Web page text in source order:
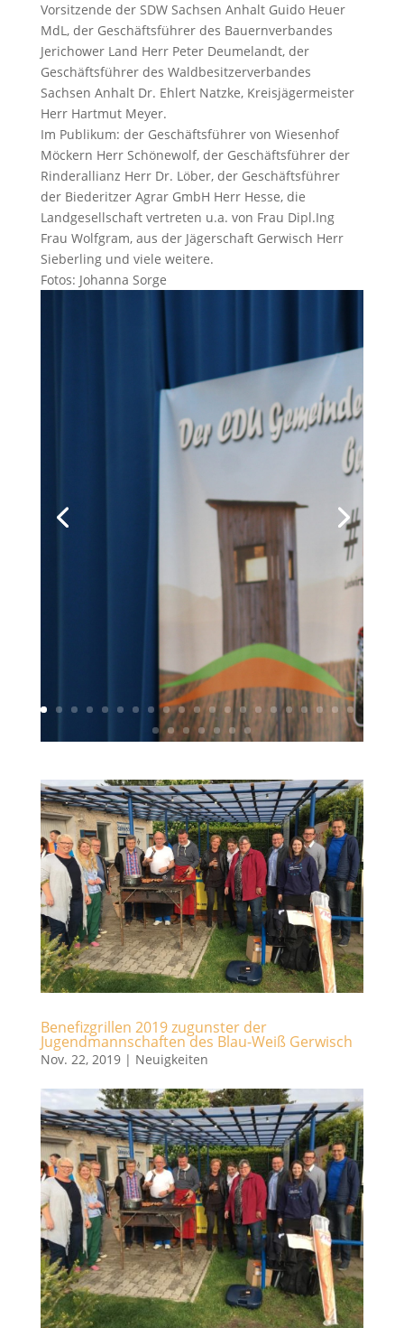
Vorsitzende der SDW Sachsen Anhalt Guido Heuer
MdL, der Geschäftsführer des Bauernverbandes
Jerichower Land Herr Peter Deumelandt, der
Geschäftsführer des Waldbesitzerverbandes
Sachsen Anhalt Dr. Ehlert Natzke, Kreisjägermeister
Herr Hartmut Meyer.
Im Publikum: der Geschäftsführer von Wiesenhof
Möckern Herr Schönewolf, der Geschäftsführer der
Rinderallianz Herr Dr. Löber, der Geschäftsführer
der Biederitzer Agrar GmbH Herr Hesse, die
Landgesellschaft vertreten u.a. von Frau Dipl.Ing
Frau Wolfgram, aus der Jägerschaft Gerwisch Herr
Sieberling und viele weitere.
Fotos: Johanna Sorge
Benefizgrillen 2019 zugunster der
Jugendmannschaften des Blau-Weiß Gerwisch
Nov. 22, 2019| Neuigkeiten